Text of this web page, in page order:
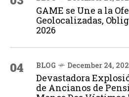
GAME se Une a la
Geolocalizadas,
2026
04 BLOG December 24,
Devastadora
de Ancianos de